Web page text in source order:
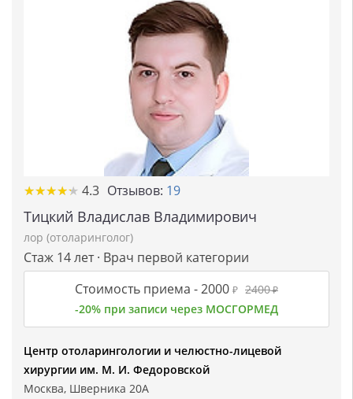
★★★★★
★★★★★ 4.3 Отзывов: 19
Тицкий Владислав Владимирович
лор (отоларинголог)
Стаж 14 лет · Врач первой категории
Стоимость приема -2000 ₽ 2400₽
-20% при записи через МОСГОРМЕД
Центр отоларингологии и челюстно-лицевой
хирургии им. М. И. Федоровской
Москва, Шверника 20А